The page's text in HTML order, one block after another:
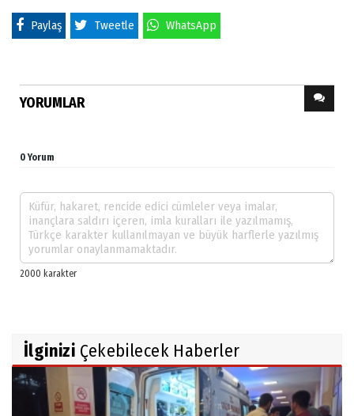
Paylaş Tweetle WhatsApp
YORUMLAR
0 Yorum
İlginizi Çekebilecek Haberler